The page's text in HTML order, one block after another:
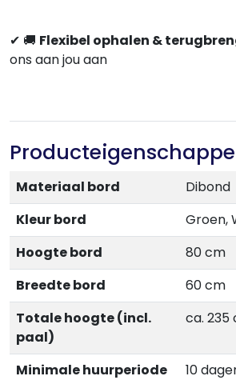
✔ 🚚 Flexibel ophalen &
ons aan jou aan
Materiaal bord
Dibond
Kleur bord
Groen,
Hoogte bord
80 cm
Breedte bord
60 cm
Totale hoogte (incl.
paal)
ca. 235
Minimale huurperiode
10